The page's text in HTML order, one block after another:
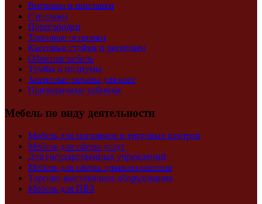
Витрины и прилавки
Стеллажи
Перегородки
Торговые островки
Кассовые стойки и ресепшен
Офисная мебель
Тумбы и подиумы
Защитные экраны для касс
Примерочные кабинки
Мебель по виду деятельности
Мебель для магазинов и торговых центров
Мебель для сферы услуг
Для государственных учреждений
Мебель для сферы здравоохранения
Торгово-выставочное оборудование
Мебель для ПВЗ